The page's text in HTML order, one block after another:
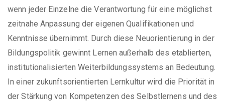
wenn jeder Einzelne die Verantwortung für eine möglichst
zeitnahe Anpassung der eigenen Qualifikationen und
Kenntnisse übernimmt. Durch diese Neuorientierung in der
Bildungspolitik gewinnt Lernen außerhalb des etablierten,
institutionalisierten Weiterbildungssystems an Bedeutung.
In einer zukunftsorientierten Lernkultur wird die Priorität in
der Stärkung von Kompetenzen des Selbstlernens und des